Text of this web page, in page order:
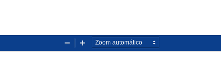
Diminuir
zoom
Aumentar
zoom